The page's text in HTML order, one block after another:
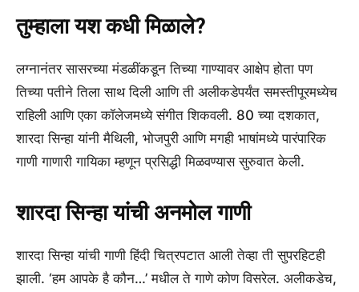
तुम्हाला यश कधी मिळाले?
लग्नानंतर सासरच्या मंडळींकडून तिच्या गाण्यावर आक्षेप होता पण
तिच्या पतीने तिला साथ दिली आणि ती अलीकडेपर्यंत समस्तीपूरमध्येच
राहिली आणि एका कॉलेजमध्ये संगीत शिकवली. 80 च्या दशकात,
शारदा सिन्हा यांनी मैथिली, भोजपुरी आणि मगही भाषांमध्ये पारंपारिक
गाणी गाणारी गायिका म्हणून प्रसिद्धी मिळवण्यास सुरुवात केली.
शारदा सिन्हा यांची अनमोल गाणी
शारदा सिन्हा यांची गाणी हिंदी चित्रपटात आली तेव्हा ती सुपरहिटही
झाली. ‘हम आपके है कौन…’ मधील ते गाणे कोण विसरेल. अलीकडेच,